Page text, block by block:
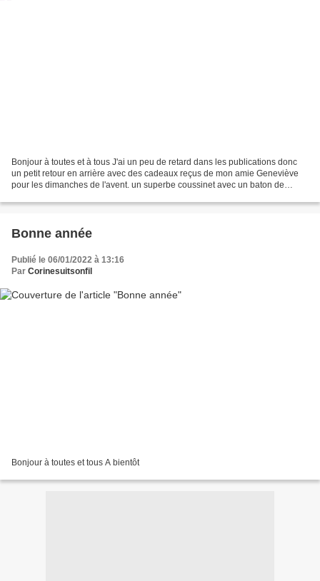
Bonjour à toutes et à tous J'ai un peu de retard dans les publications donc
un petit retour en arrière avec des cadeaux reçus de mon amie Geneviève
pour les dimanches de l'avent. un superbe coussinet avec un baton de
Bonne année
Publié le 06/01/2022 à 13:16
Par Corinesuitsonfil
Bonjour à toutes et tous A bientôt